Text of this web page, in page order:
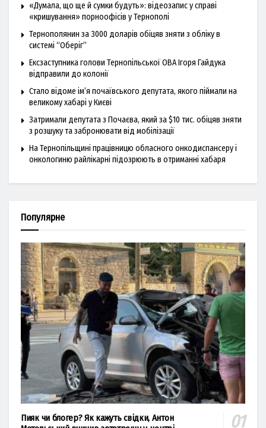
«Думала, що ще й сумки будуть»: відеозапис у справі
«кришування» порноофісів у Тернополі
Тернополянин за 3000 доларів обіцяв зняти з обліку в
системі “Оберіг”
Ексзаступника голови Тернопільської ОВА Ігоря Гайдука
відправили до колонії
Стало відоме ім’я почаївського депутата, якого піймали на
великому хабарі у Києві
Затримали депутата з Почаєва, який за $10 тис. обіцяв зняти
з розшуку та забронювати від мобілізації
На Тернопільщині працівницю обласного онкодиспансеру і
онкологиню райлікарні підозрюють в отриманні хабаря
Популярне
Пияк чи блогер? Як кажуть свідки, Антон